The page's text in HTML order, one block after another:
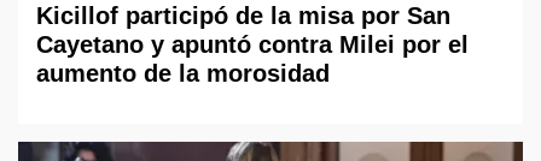
Kicillof participó de la misa por San
Cayetano y apuntó contra Milei por el
aumento de la morosidad